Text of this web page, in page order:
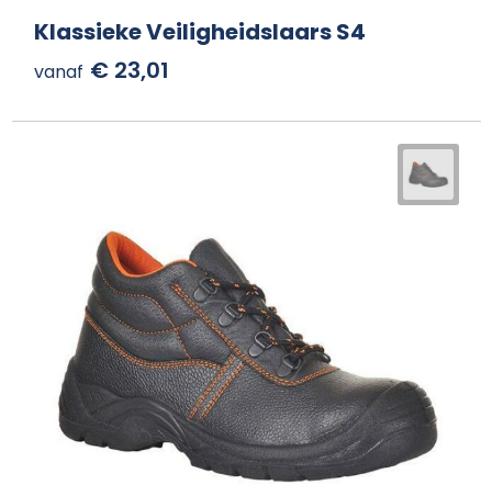
Klassieke Veiligheidslaars S4
vanaf € 23,01